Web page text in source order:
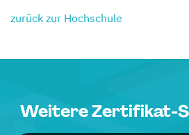
zurück zur Hochschule
Weitere Zertifikat-